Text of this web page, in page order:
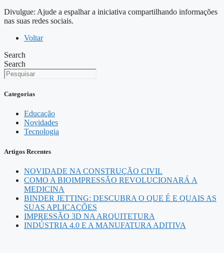
Divulgue: Ajude a espalhar a iniciativa compartilhando informações
nas suas redes sociais.
Voltar
Search
Search
Categorias
Educação
Novidades
Tecnologia
Artigos Recentes
NOVIDADE NA CONSTRUÇÃO CIVIL
COMO A BIOIMPRESSÃO REVOLUCIONARÁ A
MEDICINA
BINDER JETTING: DESCUBRA O QUE É E QUAIS AS
SUAS APLICAÇÕES
IMPRESSÃO 3D NA ARQUITETURA
INDÚSTRIA 4.0 E A MANUFATURA ADITIVA